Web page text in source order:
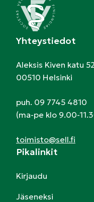
Yhteystiedot
Aleksis Kiven katu
00510 Helsinki
puh. 09 7745 4810
(ma-pe klo 9.00-
toimisto@sell.fi
Pikalinkit
Kirjaudu
Jäseneksi